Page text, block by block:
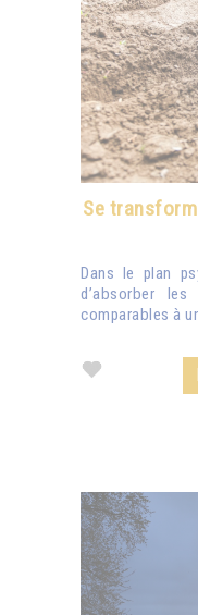
Se
Dans le plan
d’absorber
comparables à